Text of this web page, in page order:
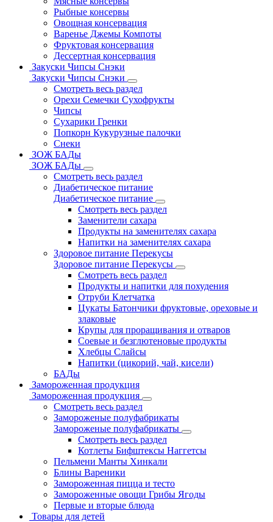
Рыбные консервы
Овощная консервация
Варенье Джемы Компоты
Фруктовая консервация
Дессертная консервация
Закуски Чипсы Снэки
Закуски Чипсы Снэки
Смотреть весь раздел
Орехи Семечки Сухофрукты
Чипсы
Сухарики Гренки
Попкорн Кукурузные палочки
Снеки
ЗОЖ БАДы
ЗОЖ БАДы
Смотреть весь раздел
Диабетическое питание
Диабетическое питание
Смотреть весь раздел
Заменители сахара
Продукты на заменителях сахара
Напитки на заменителях сахара
Здоровое питание Перекусы
Здоровое питание Перекусы
Смотреть весь раздел
Продукты и напитки для похудения
Отруби Клетчатка
Цукаты Батончики фруктовые, ореховые и
злаковые
Крупы для проращивания и отваров
Соевые и безглютеновые продукты
Хлебцы Слайсы
Напитки (цикорий, чай, кисели)
БАДы
Замороженная продукция
Замороженная продукция
Смотреть весь раздел
Замороженые полуфабрикаты
Замороженые полуфабрикаты
Смотреть весь раздел
Котлеты Бифштексы Наггетсы
Пельмени Манты Хинкали
Блины Вареники
Замороженная пицца и тесто
Замороженные овощи Грибы Ягоды
Первые и вторые блюда
Товары для детей